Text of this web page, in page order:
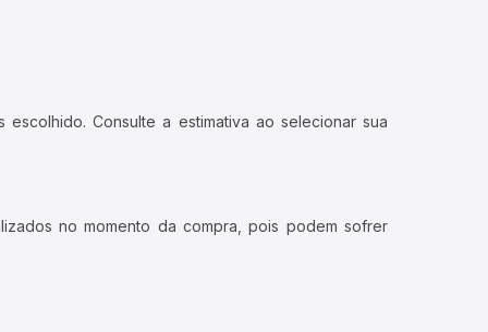
Consulte a estimativa ao selecionar sua
no momento da compra, pois podem sofrer